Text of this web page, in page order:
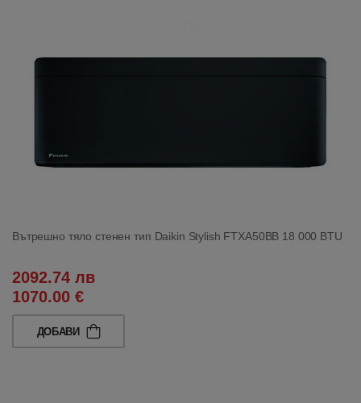
Вътрешно тяло стенен тип Daikin Stylish FTXA50BB 18 000 BTU
2092.74 лв
1070.00 €
ДОБАВИ